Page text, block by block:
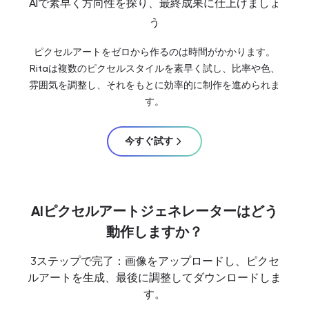
AIで素早く方向性を探り、最終成果に仕上げましょ
う
ピクセルアートをゼロから作るのは時間がかかります。
Ritaは複数のピクセルスタイルを素早く試し、比率や色、
雰囲気を調整し、それをもとに効率的に制作を進められま
す。
今すぐ試す
AIピクセルアートジェネレーターはどう
動作しますか？
3ステップで完了：画像をアップロードし、ピクセ
ルアートを生成、最後に調整してダウンロードしま
す。